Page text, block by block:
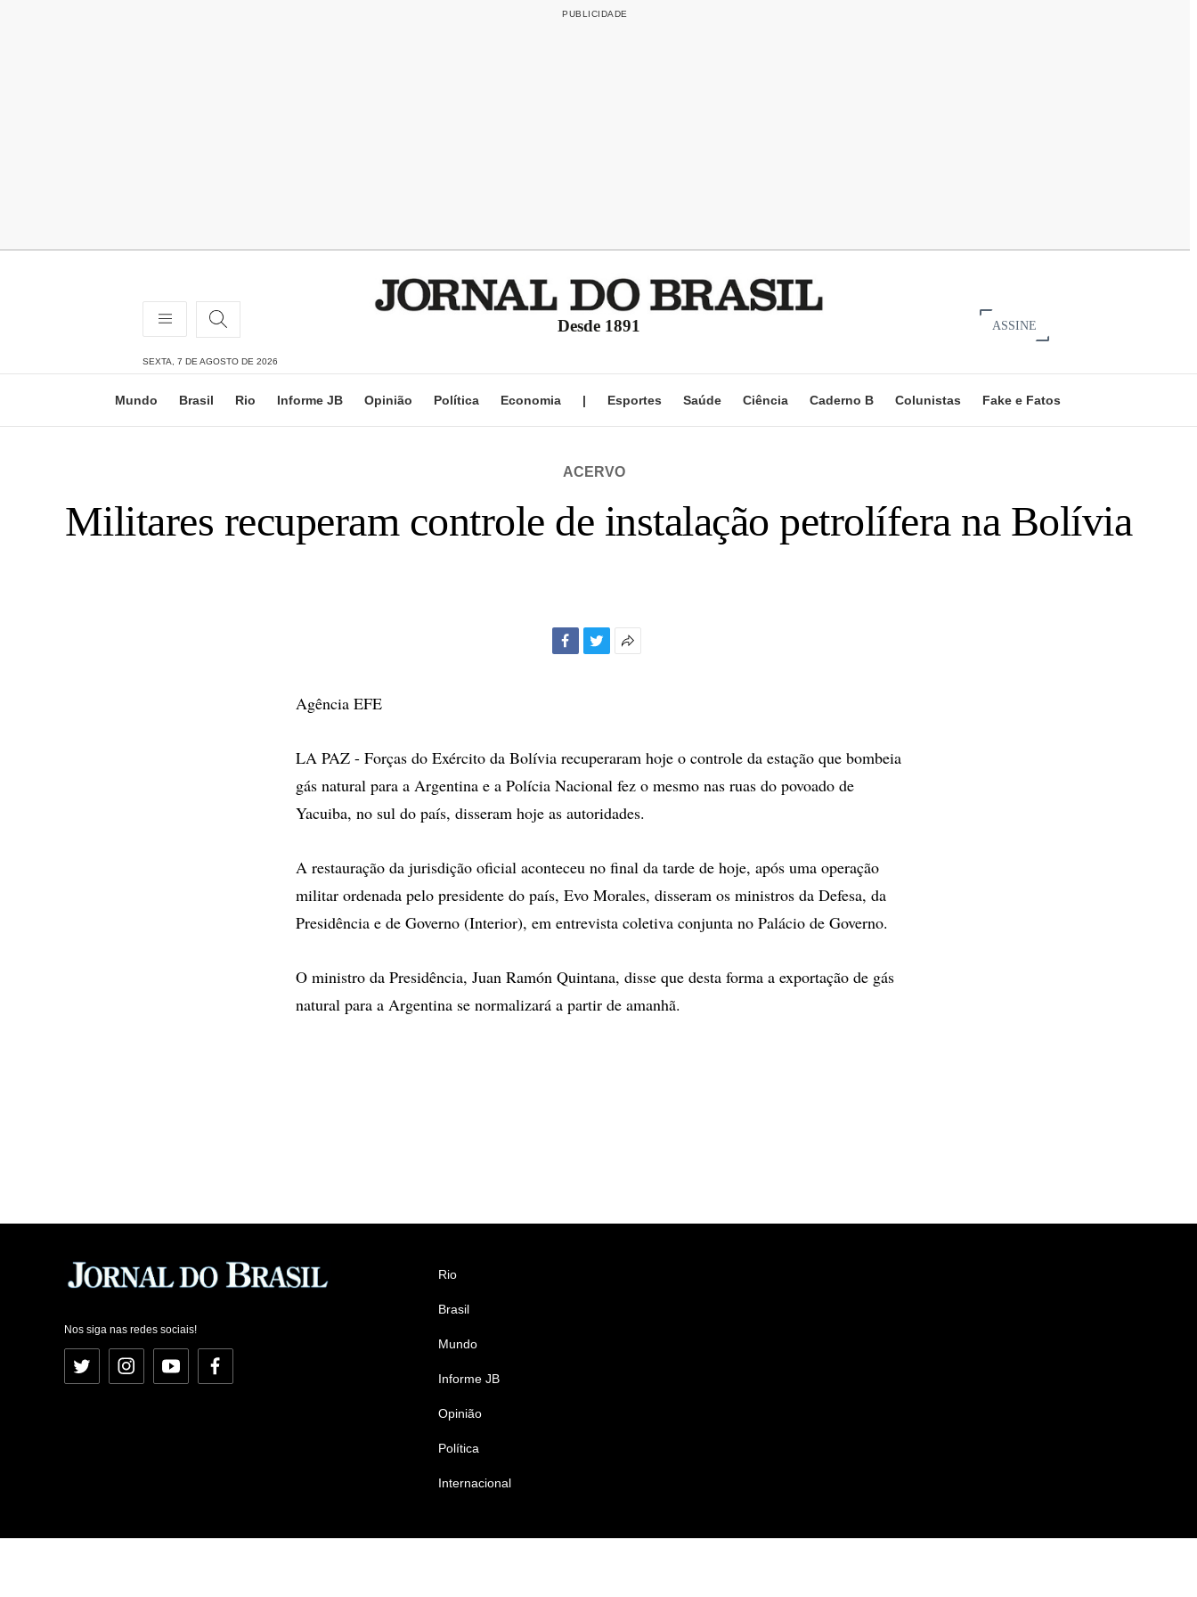
Desde 1891 ASSINE
SEXTA, 7 DE AGOSTO DE 2026
Mundo Brasil Rio Informe JB Opinião Política Economia | Esportes Saúde Ciência Caderno B Colunistas Fake e Fatos
ACERVO
Militares recuperam controle de instalação petrolífera na Bolívia
Agência EFE
LA PAZ - Forças do Exército da Bolívia recuperaram hoje o controle da estação que bombeia
gás natural para a Argentina e a Polícia Nacional fez o mesmo nas ruas do povoado de
Yacuiba, no sul do país, disseram hoje as autoridades.
A restauração da jurisdição oficial aconteceu no final da tarde de hoje, após uma operação
militar ordenada pelo presidente do país, Evo Morales, disseram os ministros da Defesa, da
Presidência e de Governo (Interior), em entrevista coletiva conjunta no Palácio de Governo.
O ministro da Presidência, Juan Ramón Quintana, disse que desta forma a exportação de gás
natural para a Argentina se normalizará a partir de amanhã.
Nos siga nas redes sociais!
Twitter InstagramYouTubeFacebook
Rio
Brasil
Mundo
Informe JB
Opinião
Política
Internacional